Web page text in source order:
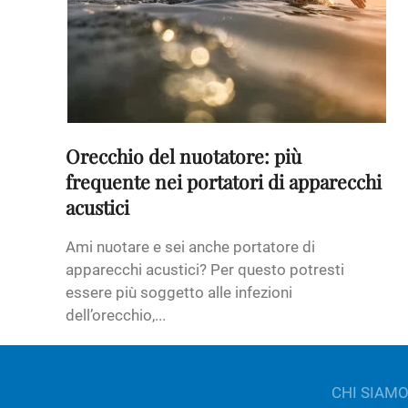
Orecchio del nuotatore: più
frequente nei portatori di apparecchi
acustici
Ami nuotare e sei anche portatore di
apparecchi acustici? Per questo potresti
essere più soggetto alle infezioni
dell’orecchio,...
CHI SIAMO